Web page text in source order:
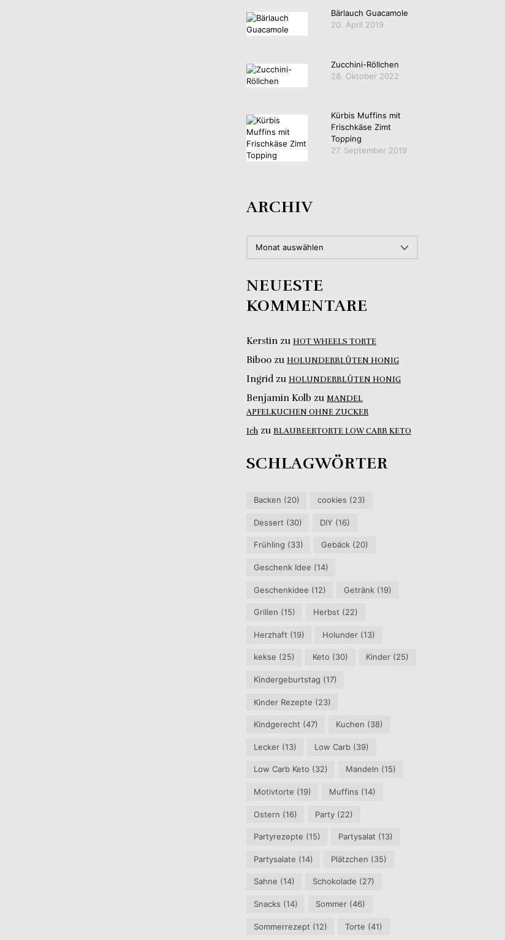
Bärlauch Guacamole
20. April 2019
Zucchini-Röllchen
28. Oktober 2022
Kürbis Muffins mit
Frischkäse Zimt
Topping
27. September 2019
ARCHIV
NEUESTE
KOMMENTARE
Kerstin zu HOT WHEELS TORTE
Biboo zu HOLUNDERBLÜTEN HONIG
Ingrid zu HOLUNDERBLÜTEN HONIG
Benjamin Kolb zu MANDEL
APFELKUCHEN OHNE ZUCKER
Ich zu BLAUBEERTORTE LOW CARB KETO
SCHLAGWÖRTER
Backen (20) cookies (23)
Dessert (30) DIY (16)
Frühling (33) Gebäck (20)
Geschenk Idee (14)
Geschenkidee (12) Getränk (19)
Grillen (15) Herbst (22)
Herzhaft (19) Holunder (13)
kekse (25) Keto (30) Kinder (25)
Kindergeburtstag (17)
Kinder Rezepte (23)
Kindgerecht (47) Kuchen (38)
Lecker(13) Low Carb (39)
Low Carb Keto (32) Mandeln (15)
Motivtorte (19) Muffins (14)
Ostern (16) Party (22)
Partyrezepte (15) Partysalat (13)
Partysalate (14) Plätzchen (35)
Sahne (14) Schokolade (27)
Snacks (14) Sommer (46)
Sommerrezept (12) Torte (41)